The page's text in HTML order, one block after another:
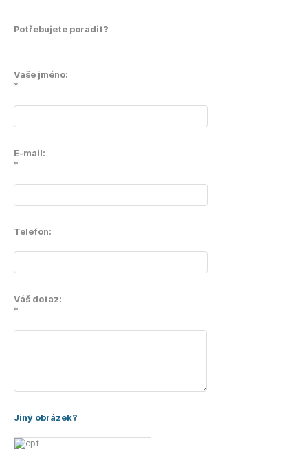
Potřebujete poradit?
Vaše jméno:
*
E-mail:
*
Telefon:
Váš dotaz:
*
Jiný obrázek?